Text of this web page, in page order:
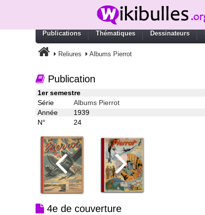
Publications Thématiques Dessinateurs
Reliures Albums Pierrot
Publication
1er semestre
Série
Albums Pierrot
Année
1939
N°
24
4e de couverture